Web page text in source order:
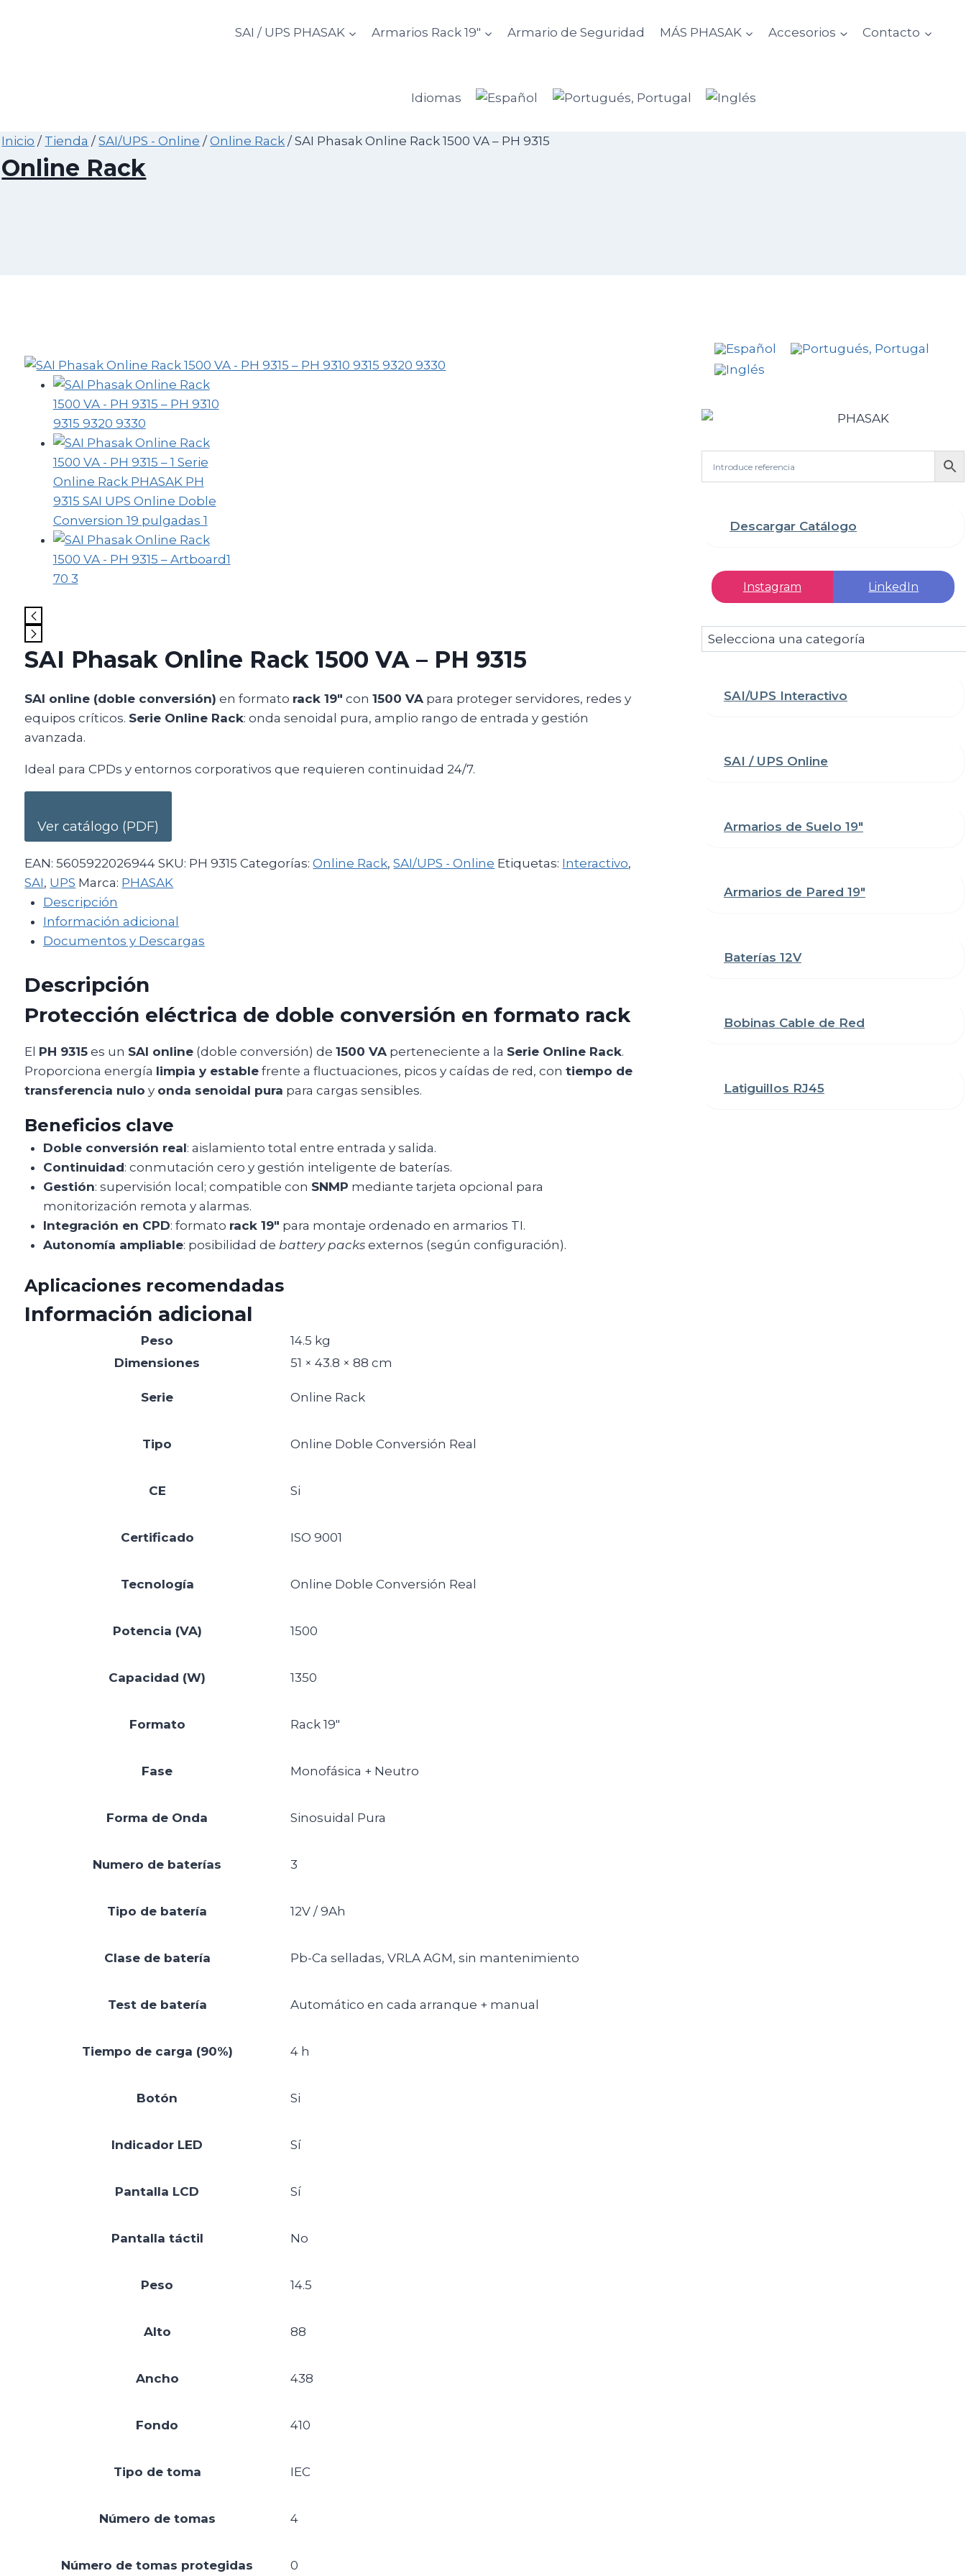
SAI / UPS PHASAK Armarios Rack 19″ Armario de Seguridad MÁS PHASAK Accesorios Contacto
Idiomas
Inicio / Tienda / SAI/UPS - Online / Online Rack / SAI Phasak Online Rack 1500 VA – PH 9315
Online Rack
SAI Phasak Online Rack 1500 VA – PH 9315
SAI online (doble conversión) en formato rack 19″ con1500 VA para proteger servidores, redes y
equipos críticos. Serie Online Rack: onda senoidal pura, amplio rango de entrada y gestión
avanzada.
Ideal para CPDs y entornos corporativos que requieren continuidad 24/7.
Ver catálogo (PDF)
EAN:5605922026944 SKU: PH 9315 Categorías:Online Rack,SAI/UPS - Online Etiquetas: Interactivo,
SAI, UPS Marca: PHASAK
Descripción
Información adicional
Documentos y Descargas
Descripción
Protección eléctrica de doble conversión en formato rack
El PH 9315 es un SAI online (doble conversión) de1500 VA perteneciente a la Serie Online Rack.
Proporciona energía limpia y estable frente a fluctuaciones, picos y caídas de red, contiempo de
transferencia nulo y onda senoidal pura para cargas sensibles.
Beneficios clave
Doble conversión real: aislamiento total entre entrada y salida.
Continuidad: conmutación cero y gestión inteligente de baterías.
Gestión: supervisión local; compatible con SNMP mediante tarjeta opcional para
monitorización remota y alarmas.
Integración en CPD: formato rack 19″ para montaje ordenado en armarios TI.
Autonomía ampliable: posibilidad de battery packsexternos (según configuración).
Aplicaciones recomendadas
Información adicional
Peso
14.5 kg
Dimensiones
51 × 43.8 × 88 cm
Serie Online Rack
Tipo Online Doble Conversión Real
CE Si
Certificado ISO 9001
Tecnología Online Doble Conversión Real
Potencia (VA) 1500
Capacidad (W) 1350
Formato Rack 19"
Fase Monofásica + Neutro
Forma de Onda Sinosuidal Pura
Numero de baterías 3
Tipo de batería 12V / 9Ah
Clase de batería Pb-Ca selladas, VRLA AGM, sin mantenimiento
Test de batería Automático en cada arranque + manual
Tiempo de carga (90%) 4 h
Botón Si
Indicador LED Sí
Pantalla LCD Sí
Pantalla táctil No
Peso 14.5
Alto 88
Ancho 438
Fondo 410
Tipo de toma IEC
Número de tomas 4
Número de tomas protegidas 0
Descargar Catálogo
Instagram LinkedIn
Selecciona
una
SAI/UPS Interactivo
SAI / UPS Online
Armarios de Suelo 19"
Armarios de Pared 19"
Baterías 12V
Bobinas Cable de Red
Latiguillos RJ45